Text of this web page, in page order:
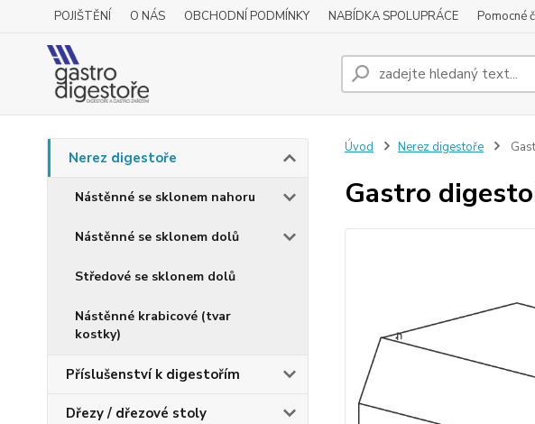
POJIŠTĚNÍ O NÁS OBCHODNÍ PODMÍNKY NABÍDKA SPOLUPRÁCE Pomocné
Nerez digestoře
Nástěnné se sklonem nahoru
Nástěnné se sklonem dolů
Středové se sklonem dolů
Nástěnné krabicové (tvar
kostky)
Příslušenství k digestořím
Dřezy / dřezové stoly
Úvod Nerez digestoře
Gastro